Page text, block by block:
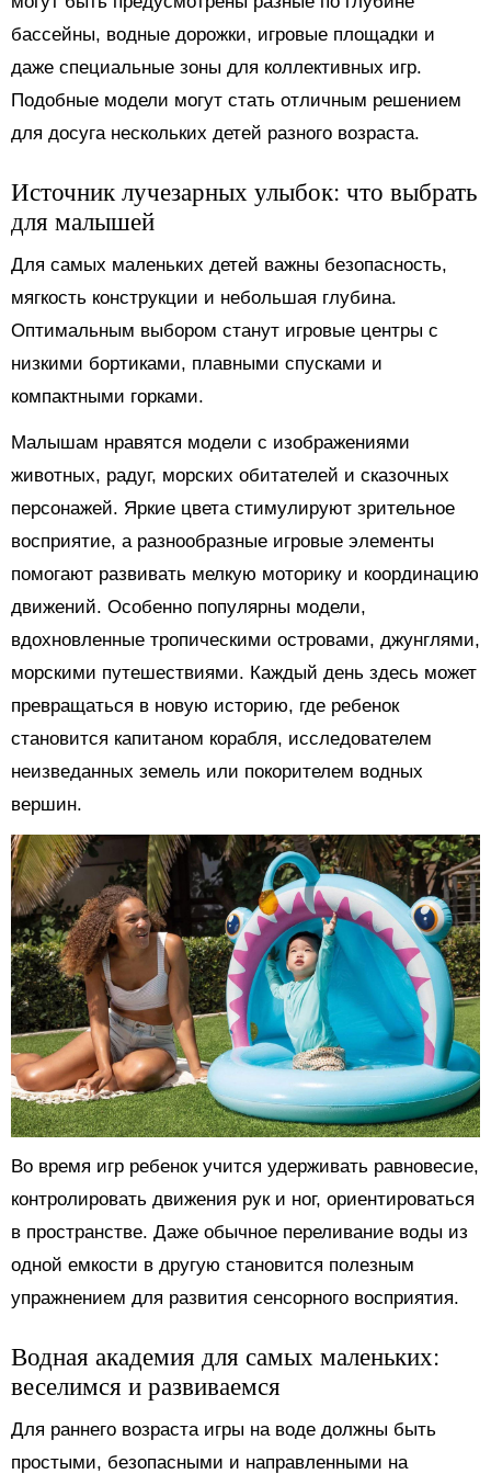
бассейны, водные дорожки, игровые площадки и
даже специальные зоны для коллективных игр.
Подобные модели могут стать отличным решением
для досуга нескольких детей разного возраста.
Источник лучезарных улыбок: что выбрать
для малышей
Для самых маленьких детей важны безопасность,
мягкость конструкции и небольшая глубина.
Оптимальным выбором станут игровые центры с
низкими бортиками, плавными спусками и
компактными горками.
Малышам нравятся модели с изображениями
животных, радуг, морских обитателей и сказочных
персонажей. Яркие цвета стимулируют зрительное
восприятие, а разнообразные игровые элементы
помогают развивать мелкую моторику и координацию
движений. Особенно популярны модели,
вдохновленные тропическими островами, джунглями,
морскими путешествиями. Каждый день здесь может
превращаться в новую историю, где ребенок
становится капитаном корабля, исследователем
неизведанных земель или покорителем водных
вершин.
Во время игр ребенок учится удерживать равновесие,
контролировать движения рук и ног, ориентироваться
в пространстве. Даже обычное переливание воды из
одной емкости в другую становится полезным
упражнением для развития сенсорного восприятия.
Водная академия для самых маленьких:
веселимся и развиваемся
Для раннего возраста игры на воде должны быть
простыми, безопасными и направленными на